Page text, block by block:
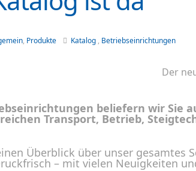
, Produkte Katalog , Betriebseinrichtungen
beliefern wir Sie
Transport, Betrieb,
Überblick über unser gesamtes
– mit vielen Neuigkeiten